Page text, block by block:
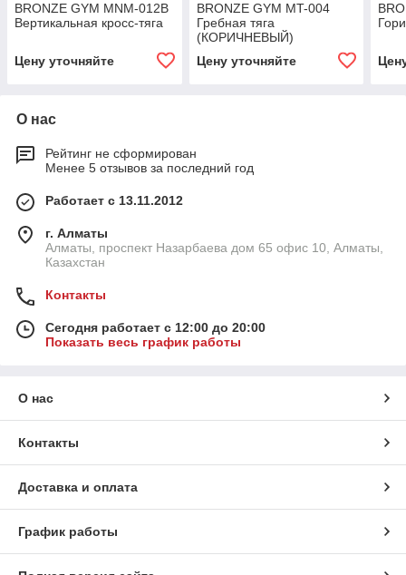
BRONZE GYM MNM-012B
Вертикальная кросс-тяга
Цену уточняйте
BRONZE GYM MT-004
Гребная тяга
(КОРИЧНЕВЫЙ)
Цену уточняйте
О нас
Рейтинг не сформирован
Менее 5 отзывов за последний год
Работает с 13.11.2012
г. Алматы
Алматы, проспект Назарбаева дом 65 офис 10, Алматы,
Казахстан
Контакты
Сегодня работает с 12:00 до 20:00
Показать весь график работы
О нас
Контакты
Доставка и оплата
График работы